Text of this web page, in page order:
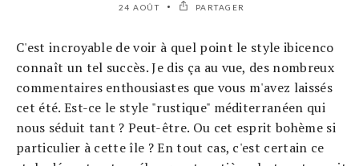
24 AOÛT PARTAGER
C'est incroyable de voir à quel point le style ibicenco
connaît un tel succès. Je dis ça au vue, des nombreux
commentaires enthousiastes que vous m'avez laissés
cet été. Est-ce le style "rustique" méditerranéen qui
nous séduit tant ? Peut-être. Ou cet esprit bohème si
particulier à cette île ? En tout cas, c'est certain ce